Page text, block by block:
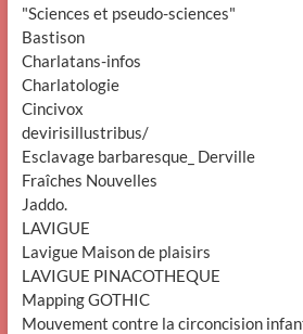
"Sciences et pseudo-sciences"
Bastison
Charlatans-infos
Charlatologie
Cincivox
devirisillustribus/
Esclavage barbaresque_ Derville
Fraîches Nouvelles
Jaddo.
LAVIGUE
Lavigue Maison de plaisirs
LAVIGUE PINACOTHEQUE
Mapping GOTHIC
Mouvement contre la circoncision